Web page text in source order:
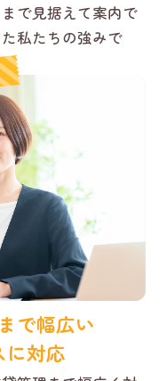
で見据えて案内で
私たちの強みで
で幅広い
に対応